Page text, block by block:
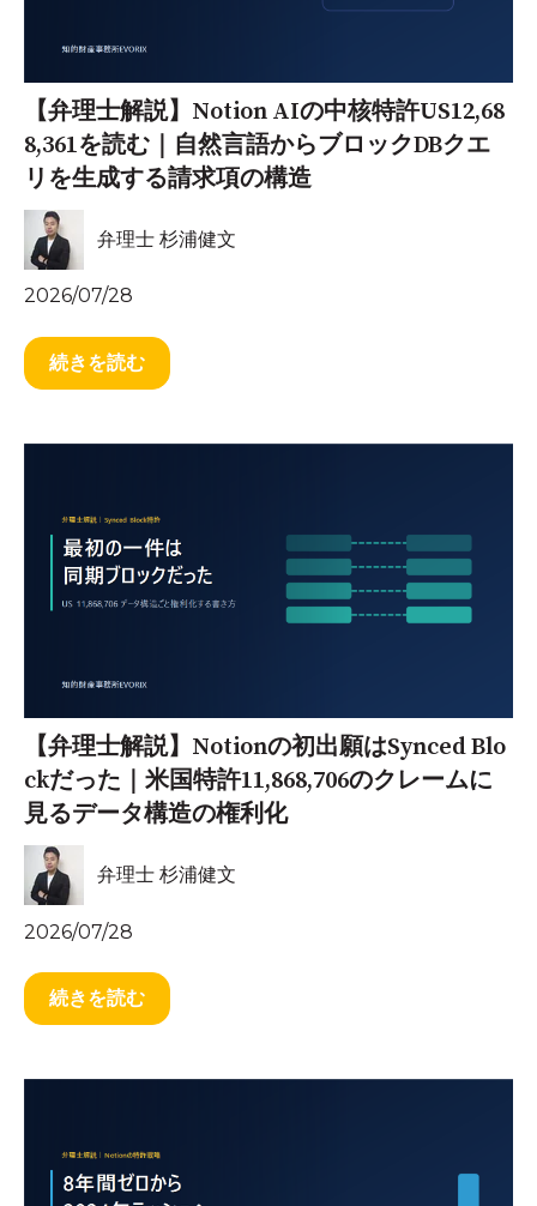
【弁理士解説】Notion AIの中核特許US12,68
8,361を読む｜自然言語からブロックDBクエ
リを生成する請求項の構造
弁理士 杉浦健文
2026/07/28
続きを読む
【弁理士解説】Notionの初出願はSynced Blo
ckだった｜米国特許11,868,706のクレームに
見るデータ構造の権利化
弁理士 杉浦健文
2026/07/28
続きを読む